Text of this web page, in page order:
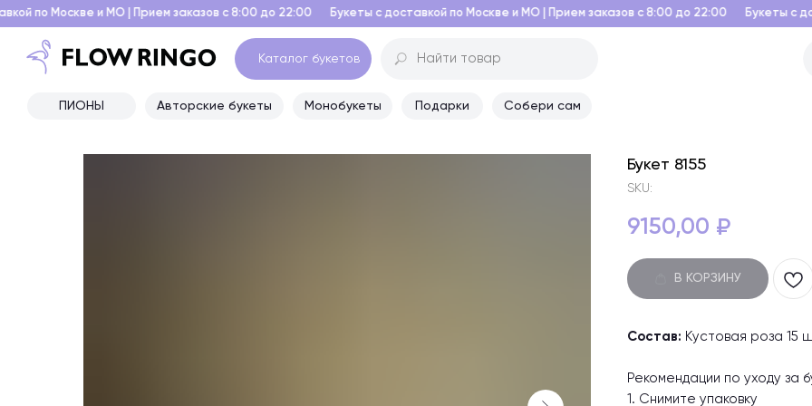
МО | Прием заказов с 8:00 до 22:00 Букеты с доставкой по Москве и МО | Прием заказов с 8:00 до 22:00 Букеты с доставкой по
Монобукеты
ПИОНЫ Авторские букеты
Каталог букетов
Собери сам
Подарки
Букет 8155
SKU:
9150,00 ₽
В КОРЗИНУ
Состав: Кустовая роза 15
Рекомендации по уходу за
1. Снимите упаковку